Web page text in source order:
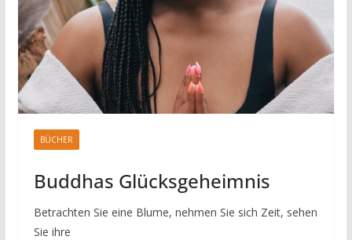
BÜCHER
Buddhas Glücksgeheimnis
Betrachten Sie eine Blume, nehmen Sie sich Zeit, sehen
Sie ihre